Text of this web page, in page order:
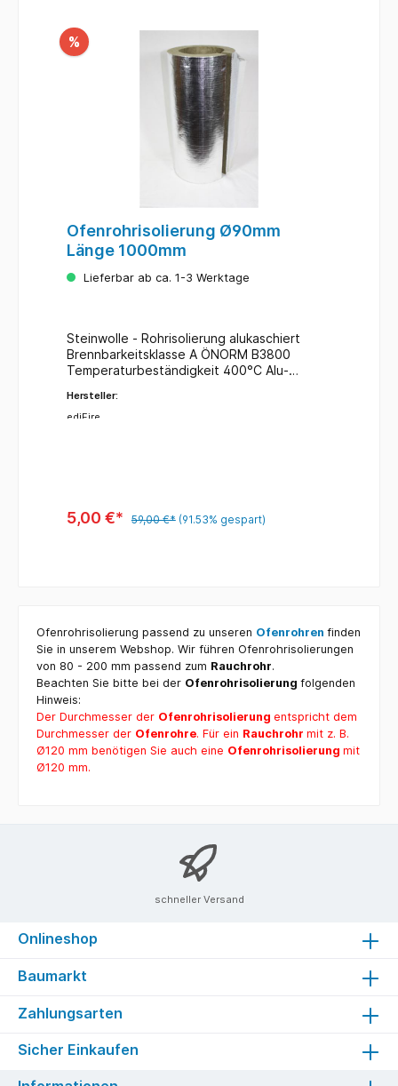
%
Ofenrohrisolierung Ø90mm
Länge 1000mm
Lieferbar ab ca. 1-3 Werktage
Steinwolle - Rohrisolierung alukaschiert
Brennbarkeitsklasse A ÖNORM B3800
Temperaturbeständigkeit 400°C Alu-
mm Länge: 1000 mm Hinweis: Die
Isolierungen sind am besten für unlackierte
Temperaturen normal, da das Bindemittel
der Mineralwolle ausdampft. Stoßstellen
als ohne Isolierung.
Hersteller:
ediFire
5,00 €* 59,00 €* (91.53% gespart)
Ofenrohrisolierung passend zu unseren Ofenrohren finden
Sie in unserem Webshop. Wir führen Ofenrohrisolierungen
von 80 - 200 mm passend zum Rauchrohr.
Beachten Sie bitte bei der Ofenrohrisolierung folgenden
Hinweis:
Der Durchmesser der Ofenrohrisolierung entspricht dem
Durchmesser der Ofenrohre. Für ein Rauchrohr mit z. B.
Ø120 mm benötigen Sie auch eine Ofenrohrisolierung mit
Ø120 mm.
schneller Versand
Onlineshop
Baumarkt
Zahlungsarten
Sicher Einkaufen